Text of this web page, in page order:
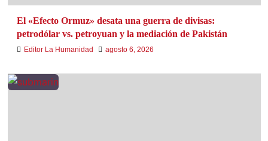
El «Efecto Ormuz» desata una guerra de divisas:
petrodólar vs. petroyuan y la mediación de Pakistán
Editor La Humanidad agosto 6, 2026